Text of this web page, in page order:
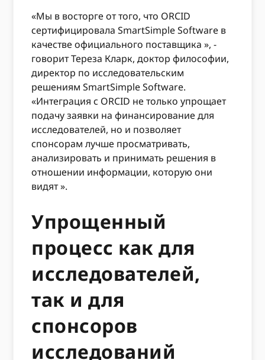
«Мы в восторге от того, что ORCID
сертифицировала SmartSimple Software в
качестве официального поставщика », -
говорит Тереза ​​Кларк, доктор философии,
директор по исследовательским
решениям SmartSimple Software.
«Интеграция с ORCID не только упрощает
подачу заявки на финансирование для
исследователей, но и позволяет
спонсорам лучше просматривать,
анализировать и принимать решения в
отношении информации, которую они
видят ».
Упрощенный
процесс как для
исследователей,
так и для
спонсоров
исследований